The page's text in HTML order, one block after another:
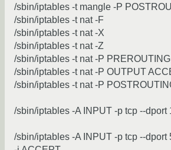
/sbin/iptables -t mangle -P
/sbin/iptables -t nat -F
/sbin/iptables -t nat -X
/sbin/iptables -t nat -Z
/sbin/iptables -t nat -P
/sbin/iptables -t nat -P OUTPUT
/sbin/iptables -t nat -P
/sbin/iptables -A INPUT -p tcp --dport
/sbin/iptables -A INPUT -p tcp --dport